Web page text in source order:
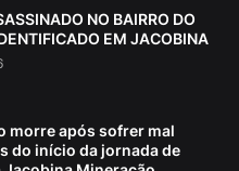
NO BAIRRO DO
EM JACOBINA
morre após sofrer mal
do início da jornada de